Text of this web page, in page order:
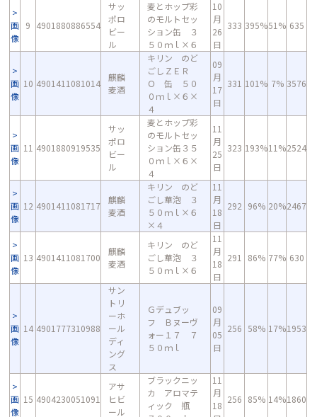
画
像
9 4901880886554
サッ
ポロ
ビー
ル
麦とホップ彩
のモルトセッ
ション缶 ３
５０ｍｌ×６
10
月
26
日
333 395%51% 635
画
像
10 4901411081014
麒麟
麦酒
キリン のど
ごしＺＥＲ
Ｏ 缶 ５０
０ｍｌ×６×
４
09
月
17
日
331 101% 7% 3576
画
像
11 4901880919535
サッ
ポロ
ビー
ル
麦とホップ彩
のモルトセッ
ション缶３５
０ｍｌ×６×
４
11
月
25
日
323 193%11%2524
画
像
12 4901411081717
麒麟
麦酒
キリン のど
ごし華泡 ３
５０ｍｌ×６
×４
11
月
18
日
292 96% 20%2467
画
像
13 4901411081700
麒麟
麦酒
キリン のど
ごし華泡 ３
５０ｍｌ×６
11
月
18
日
291 86% 77% 630
画
像
14 4901777310988
サン
トリ
ーホ
ール
ディ
ング
ス
Ｇデュブッ
フ Ｂヌーヴ
ォー１７ ７
５０ｍｌ
09
月
05
日
256 58% 17%1953
画
像
15 4904230051091
アサ
ヒビ
ール
ブラックニッ
カ アロマテ
ィック 瓶
11
月
18
256 85% 14%1860